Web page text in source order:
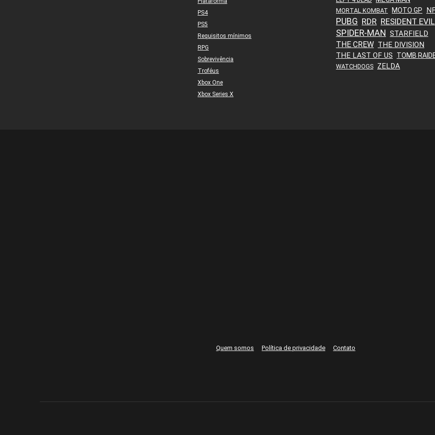
PS4
PS5
Requisitos mínimos
RPG
Sobrevivência
Troféus
Xbox One
Xbox Series X
MORTAL KOMBAT MOTO GP
PUBG RDR RESIDENT EVIL
SPIDER-MAN STARFIELD
THE CREW THE DIVISION
THE LAST OF US
TOMB
WATCHDOGS ZELDA
Quem somos Política de privacidade Contato